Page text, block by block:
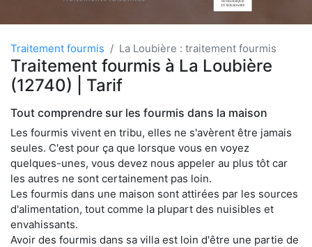
Traitement fourmis La Loubière : traitement fourmis
Traitement fourmis à La Loubière
(12740) | Tarif
Tout comprendre sur les fourmis dans la maison
Les fourmis vivent en tribu, elles ne s'avèrent être jamais
seules. C'est pour ça que lorsque vous en voyez
quelques-unes, vous devez nous appeler au plus tôt car
les autres ne sont certainement pas loin.
Les fourmis dans une maison sont attirées par les sources
d'alimentation, tout comme la plupart des nuisibles et
envahissants.
Avoir des fourmis dans sa villa est loin d'être une partie de